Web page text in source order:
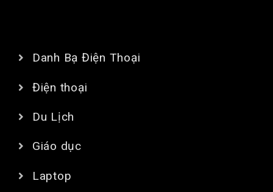
Danh Bạ Điện Thoại
Điện thoại
Du Lịch
Giáo dục
Laptop